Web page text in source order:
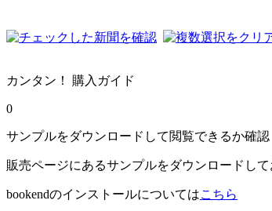
カンタン！ 購入ガイド
0
サンプルをダウンロードして閲覧できるか確認
販売ページにあるサンプルをダウンロードし
bookendのインストールについてはこちら